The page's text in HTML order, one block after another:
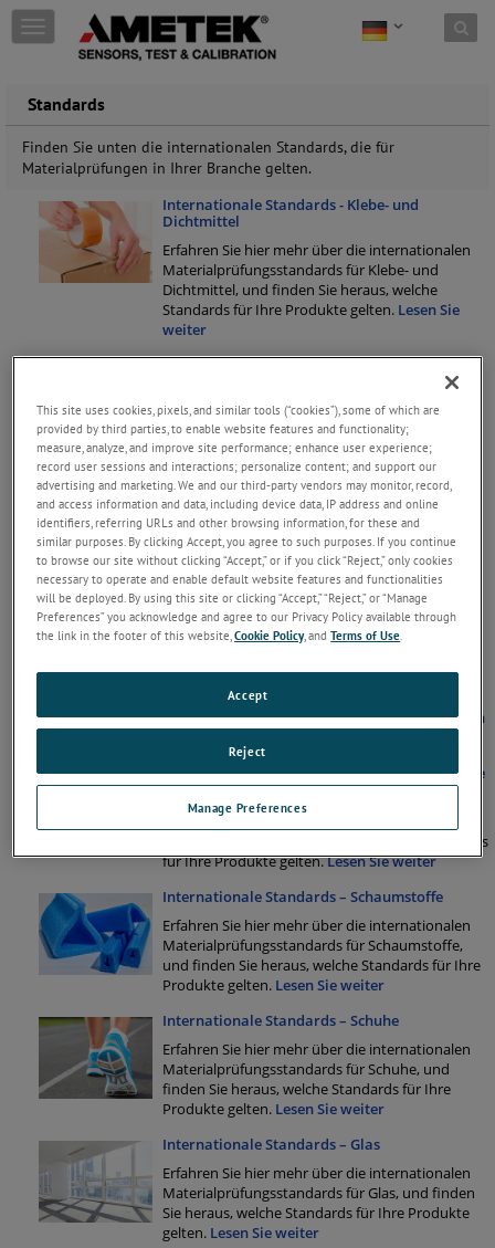
Skip to content
T
o
l
e
n
a
Standards
Finden Sie unten die internationalen Standards, die für
Materialprüfungen in Ihrer Branche gelten.
Internationale Standards - Klebe- und
Dichtmittel
Erfahren Sie hier mehr über die internationalen
Materialprüfungsstandards für Klebe- und
Dichtmittel, und finden Sie heraus, welche
Standards für Ihre Produkte gelten. Lesen Sie
weiter
Internationale Standards - Bauprodukte und
Erfahren Sie hier mehr über die internationalen
Materialprüfungsstandards für Baumaterialien,
und finden Sie heraus, welche Standards für Ihre
Produkte gelten.Lesen Sie weiter
Internationale Standards - Keramik
Erfahren Sie hier mehr über die internationalen
Materialprüfungsstandards für Keramik, und
finden Sie heraus, welche Standards für Ihre
Produkte gelten.Lesen Sie weiter
Internationale Standards – Verbundwerkstoffe
Materialprüfungsstandards für
Verbundmaterialien, und finden Sie heraus,
welche Standards für Ihre Produkte gelten.Lesen
Internationale Standards – Elektrische Bauteile
Erfahren Sie hier mehr über die internationalen
Materialprüfungsstandards für elektrische
Bauteile, und finden Sie heraus, welche Standards
für Ihre Produkte gelten.Lesen Sie weiter
Internationale Standards – Schaumstoffe
Erfahren Sie hier mehr über die internationalen
Materialprüfungsstandards für Schaumstoffe,
und finden Sie heraus, welche Standards für Ihre
Produkte gelten. Lesen Sie weiter
Internationale Standards – Schuhe
Erfahren Sie hier mehr über die internationalen
Materialprüfungsstandards für Schuhe, und
finden Sie heraus, welche Standards für Ihre
Produkte gelten. Lesen Sie weiter
Internationale Standards – Glas
Erfahren Sie hier mehr über die internationalen
Materialprüfungsstandards für Glas, und finden
Sie heraus, welche Standards für Ihre Produkte
gelten. Lesen Sie weiter
This site uses cookies, pixels, and similar tools (“cookies”), some of which are
provided by third parties, to enable website features and functionality;
measure, analyze, and improve site performance; enhance user experience;
record user sessions and interactions; personalize content; and support our
advertising and marketing. We and our third-party vendors may monitor, record,
and access information and data, including device data, IP address and online
identifiers, referring URLs and other browsing information, for these and
similar purposes. By clicking Accept, you agree to such purposes. If you continue
to browse our site without clicking “Accept,” or if you click “Reject,” only cookies
necessary to operate and enable default website features and functionalities
will be deployed. By using this site or clicking “Accept,” “Reject,” or “Manage
Preferences” you acknowledge and agree to our Privacy Policy available through
the link in the footer of this website,Cookie Policy, andTerms of Use.
Manage Preferences
Reject
Accept